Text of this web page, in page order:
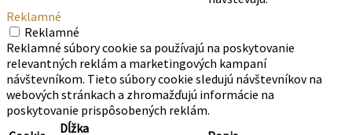
Reklamné
Reklamné
Reklamné súbory cookie sa používajú na poskytovanie
relevantných reklám a marketingových kampaní
návštevníkom. Tieto súbory cookie sledujú návštevníkov na
webových stránkach a zhromažďujú informácie na
poskytovanie prispôsobených reklám.
Dĺžka